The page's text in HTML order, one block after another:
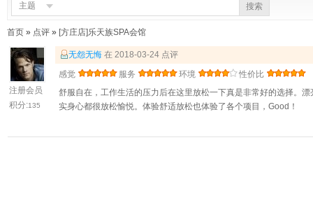
主题 搜索
首页 » 点评 » [方庄店]乐天族SPA会馆
注册会员
积分:135
无怨无悔 在 2018-03-24 点评
感觉
服务 环境
性价比
舒服自在，工作生活的压力后在这里放松一下真是非常好的选择。
实身心都很放松愉悦。体验舒适放松也体验了各个项目，Good！